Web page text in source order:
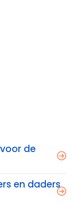
de
en daders